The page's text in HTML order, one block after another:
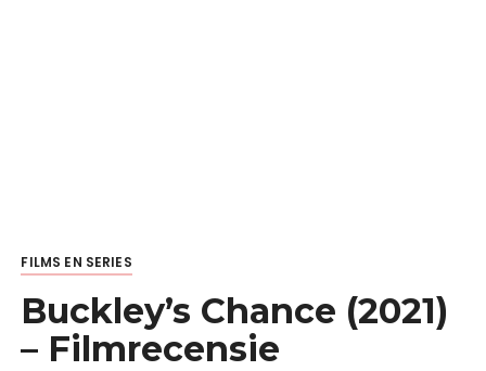
FILMS EN SERIES
Buckley’s Chance (2021)
– Filmrecensie